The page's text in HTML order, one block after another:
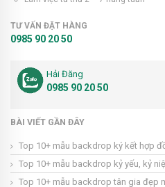
TƯ VẤN ĐẶT HÀNG
0985 90 20 50
Hải Đăng
0985 90 20 50
BÀI VIẾT GẦN ĐÂY
Top 10+ mẫu backdrop ký kết hợp
Top 10+ mẫu backdrop kỷ yếu, kỷ
Top 10+ mẫu backdrop tân gia đẹp